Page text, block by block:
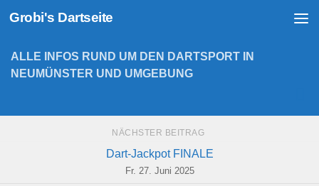
Zum Inhalt springen
Grobi's Dartseite
ALLE INFOS RUND UM DEN DARTSPORT IN
NEUMÜNSTER UND UMGEBUNG
NÄCHSTER BEITRAG
Dart-Jackpot FINALE
Fr. 27. Juni 2025